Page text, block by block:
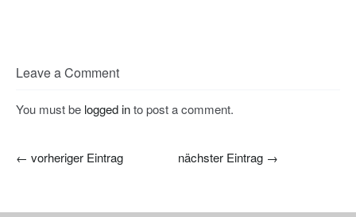
Leave a Comment
You must be logged into post a comment.
← vorheriger Eintrag nächster Eintrag →